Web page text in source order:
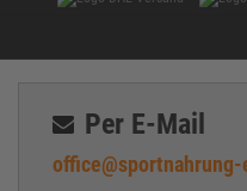
Per E-Mail